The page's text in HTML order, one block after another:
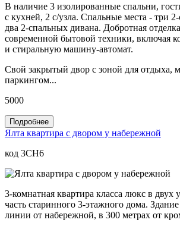
В наличие 3 изолированные спальни,
с кухней, 2 с/узла. Спальные места - три
два 2-спальных дивана. Добротная
современной бытовой техники, включая
и стиральную машину-автомат.
Свой закрытый двор с зоной для отдыха,
паркингом...
5000
Подробнее
Ялта квартира с двором у набережной
код 3CH6
3-комнатная квартира класса люкс в двух
часть старинного 3-этажного дома.
линии от набережной, в 300 метрах от